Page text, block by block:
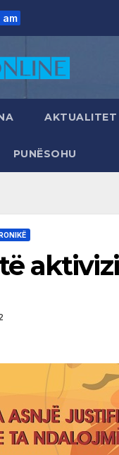
am
AKTUALITET
PUNËSOHU